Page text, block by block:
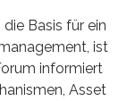
Basis für ein
ist
informiert
Asset